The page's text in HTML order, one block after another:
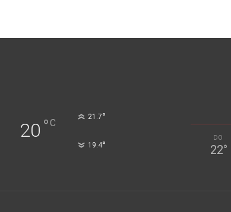
20 °C
21.7°
19.4°
DO
22°